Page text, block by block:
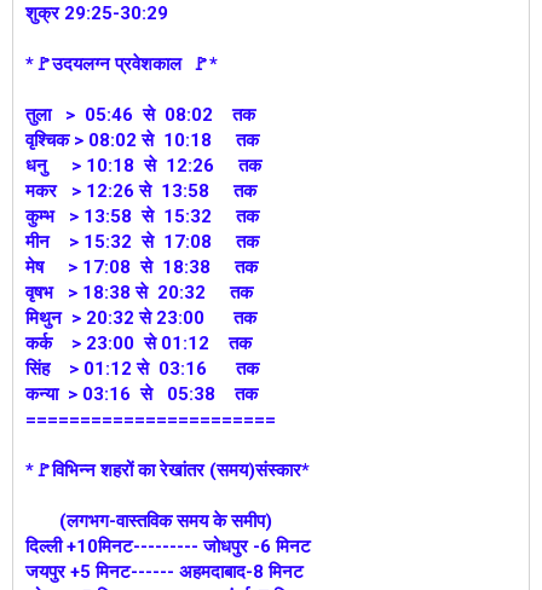
शुक्र 29:25-30:29
*🚩उदयलग्न प्रवेशकाल 🚩*
तुला > 05:46 से 08:02 तक
वृश्चिक > 08:02 से 10:18 तक
धनु > 10:18 से 12:26 तक
मकर > 12:26 से 13:58 तक
कुम्भ > 13:58 से 15:32 तक
मीन > 15:32 से 17:08 तक
मेष > 17:08 से 18:38 तक
वृषभ > 18:38 से 20:32 तक
मिथुन > 20:32 से 23:00 तक
कर्क > 23:00 से 01:12 तक
सिंह > 01:12 से 03:16 तक
कन्या > 03:16 से 05:38 तक
=======================
*🚩विभिन्न शहरों का रेखांतर (समय)संस्कार*
(लगभग-वास्तविक समय के समीप)
दिल्ली +10मिनट--------- जोधपुर -6 मिनट
जयपुर +5 मिनट------ अहमदाबाद-8 मिनट